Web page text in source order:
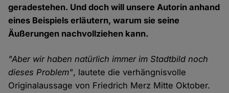
geradestehen. Und doch will unsere Autorin anhand
eines Beispiels erläutern, warum sie seine
Äußerungen nachvollziehen kann.
"Aber wir haben natürlich immer im Stadtbild noch
dieses Problem", lautete die verhängnisvolle
Originalaussage von Friedrich Merz Mitte Oktober.